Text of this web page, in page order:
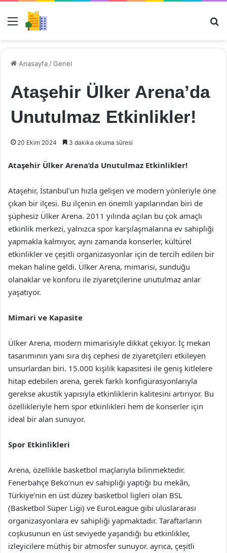
Menü
Anasayfa /Genel
Ataşehir Ülker Arena’da
Unutulmaz Etkinlikler!
20 Ekim 2024 3 dakika okuma süresi
Ataşehir Ülker Arena’da Unutulmaz Etkinlikler!
Ataşehir, İstanbul’un hızla gelişen ve modern yönleriyle öne
çıkan bir ilçesi. Bu ilçenin en önemli yapılarından biri de
şüphesiz Ülker Arena. 2011 yılında açılan bu çok amaçlı
etkinlik merkezi, yalnızca spor karşılaşmalarına ev sahipliği
yapmakla kalmıyor, aynı zamanda konserler, kültürel
etkinlikler ve çeşitli organizasyonlar için de tercih edilen bir
mekan haline geldi. Ülker Arena, mimarisi, sunduğu
olanaklar ve konforu ile ziyaretçilerine unutulmaz anlar
yaşatıyor.
Mimari ve Kapasite
Ülker Arena, modern mimarisiyle dikkat çekiyor. İç mekan
tasarımının yanı sıra dış cephesi de ziyaretçileri etkileyen
unsurlardan biri. 15.000 kişilik kapasitesi ile geniş kitlelere
hitap edebilen arena, gerek farklı konfigürasyonlarıyla
gerekse akustik yapısıyla etkinliklerin kalitesini artırıyor. Bu
özellikleriyle hem spor etkinlikleri hem de konserler için
ideal bir alan sunuyor.
Spor Etkinlikleri
Arena, özellikle basketbol maçlarıyla bilinmektedir.
Fenerbahçe Beko’nun ev sahipliği yaptığı bu mekân,
Türkiye’nin en üst düzey basketbol ligleri olan BSL
(Basketbol Süper Ligi) ve EuroLeague gibi uluslararası
organizasyonlara ev sahipliği yapmaktadır. Taraftarların
coşkusunun en üst seviyede yaşandığı bu etkinlikler,
izleyicilere müthiş bir atmosfer sunuyor. ayrıca, çeşitli